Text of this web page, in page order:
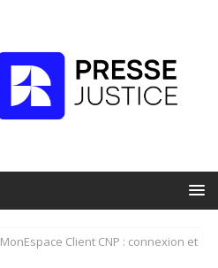
MonEspace Client CNP : connexion et